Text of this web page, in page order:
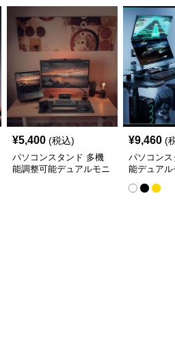
¥5,400 (税込)
パソコンスタンド 多機
能調整可能デュアルモニ
¥9,460 (
パソコン
能デュアル